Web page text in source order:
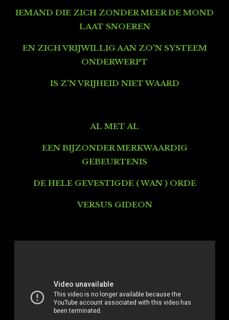
IEMAND DIE ZICH ZONDER MEER DE MOND
LAAT SNOEREN
EN ZICH VRIJWILLIG AAN ZO'N SYSTEEM
ONDERWERPT
IS Z'N VRIJHEID NIET WAARD
AL MET AL
EEN BIJZONDER MERKWAARDIG
GEBEURTENIS
DE HELE GEVESTIGDE ( WAN ) ORDE
VERSUS GIDEON